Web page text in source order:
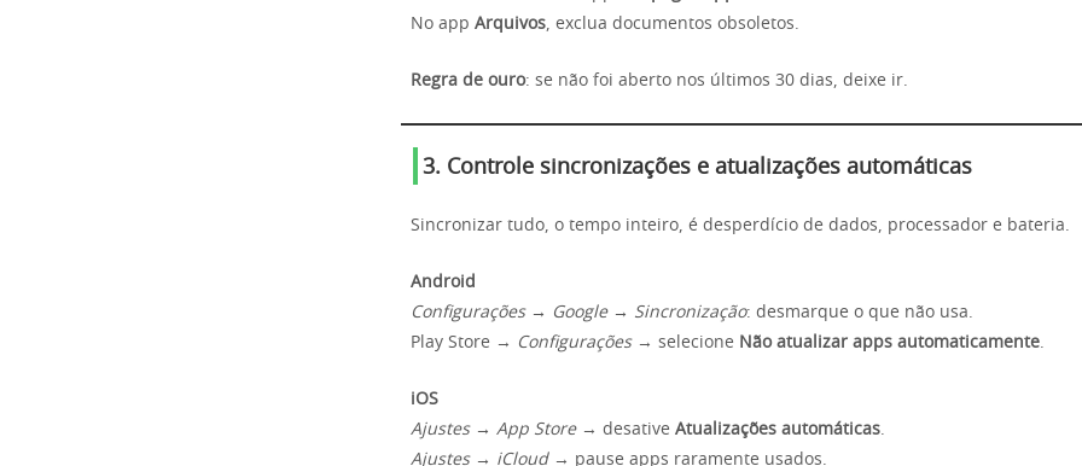
No app Arquivos, exclua documentos obsoletos.
Regra de ouro: se não foi aberto nos últimos 30 dias, deixe ir.
3. Controle sincronizações e atualizações automáticas
Sincronizar tudo, o tempo inteiro, é desperdício de dados, processador e bateria.
Android
Configurações → Google → Sincronização: desmarque o que não usa.
Play Store →
Configurações→ selecione Não atualizar apps automaticamente.
iOS
Ajustes → App Store→ desative Atualizações automáticas.
Ajustes → iCloud→ pause apps raramente usados.